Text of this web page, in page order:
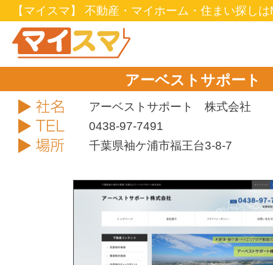
【マイスマ】 不動産・マイホーム・住まい探し
アーベストサポート
社名アーベストサポート 株式会社
TEL0438-97-7491
住所千葉県袖ケ浦市福王台3-8-7